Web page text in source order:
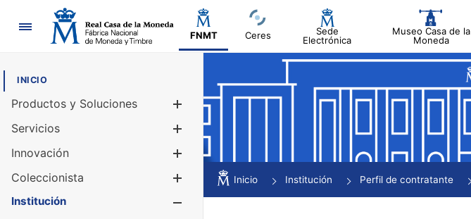
Navegación
FNMT Ceres
Sede
Electrónica
Museo Casa de la
Moneda
INICIO
Productos y Soluciones
Mostrar/Ocultar
Servicios
Innovación
Coleccionista
Mostrar/Ocultar
Institución
Inicio Institución Perfil de contratante